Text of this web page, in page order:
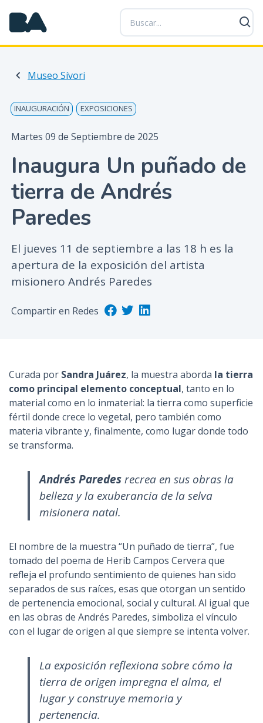
P
a
s
a
c
n
e
n
i
r
i
i
Museo Sívori
INAUGURACIÓN EXPOSICIONES
Martes 09 de Septiembre de 2025
Inaugura Un puñado de
tierra de Andrés
Paredes
El jueves 11 de septiembre a las 18 h es la
apertura de la exposición del artista
misionero Andrés Paredes
Compartir en Redes
Curada por Sandra Juárez, la muestra aborda la tierra
como principal elemento conceptual, tanto en lo
material como en lo inmaterial: la tierra como superficie
fértil donde crece lo vegetal, pero también como
materia vibrante y, finalmente, como lugar donde todo
se transforma.
Andrés Paredesrecrea en sus obras la
belleza y la exuberancia de la selva
misionera natal.
El nombre de la muestra “Un puñado de tierra”, fue
tomado del poema de Herib Campos Cervera que
refleja el profundo sentimiento de quienes han sido
separados de sus raíces, esas que otorgan un sentido
de pertenencia emocional, social y cultural. Al igual que
en las obras de Andrés Paredes, simboliza el vínculo
con el lugar de origen al que siempre se intenta volver.
La exposición reflexiona sobre cómo la
tierra de origen impregna el alma, el
lugar y construye memoria y
pertenencia.